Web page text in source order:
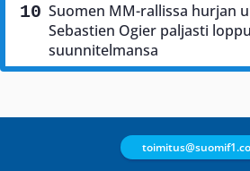
Suomen MM-rallissa hurjan
Sebastien Ogier paljasti
suunnitelmansa